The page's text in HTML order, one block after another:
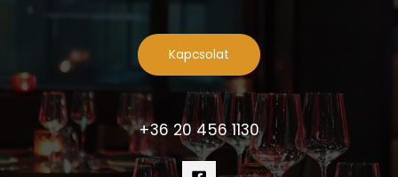
Kapcsolat
+36 20 456 1130